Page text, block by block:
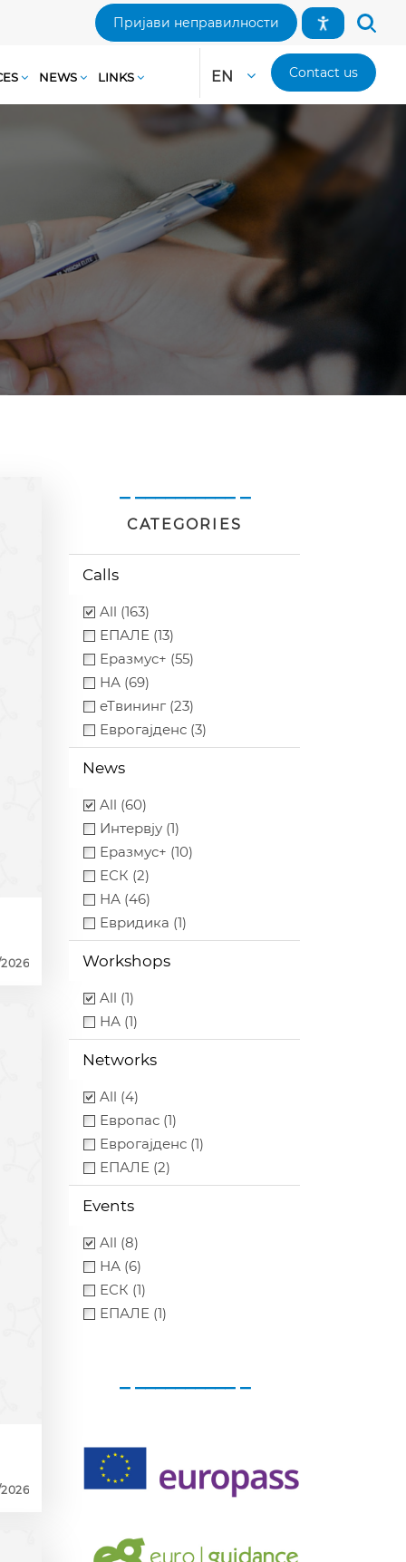
Пријави неправилности
NEWS LINKS EN Contact us
_ __________ _
CATEGORIES
Calls
All (163)
ЕПАЛЕ (13)
Еразмус+ (55)
НА (69)
еТвининг (23)
Еврогајденс (3)
News
All (60)
Интервју (1)
Еразмус+ (10)
ЕСК (2)
НА (46)
Евридика (1)
Workshops
All (1)
НА (1)
Networks
All (4)
Европас (1)
Еврогајденс (1)
ЕПАЛЕ (2)
Events
All (8)
НА (6)
ЕСК (1)
ЕПАЛЕ (1)
_ __________ _